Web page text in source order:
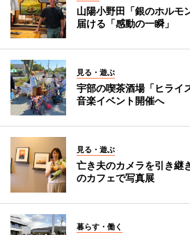
山陽小野田「銀のホル
届ける「感動の一瞬」
見る・遊ぶ
宇部の喫茶酒場「ヒラ
音楽イベント開催へ
見る・遊ぶ
亡き夫のカメラを引き
のカフェで写真展
暮らす・働く